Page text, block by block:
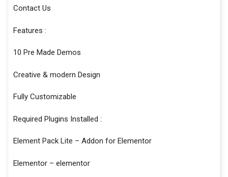
Contact Us
Features :
10 Pre Made Demos
Creative & modern Design
Fully Customizable
Required Plugins Installed :
Element Pack Lite – Addon for Elementor
Elementor – elementor